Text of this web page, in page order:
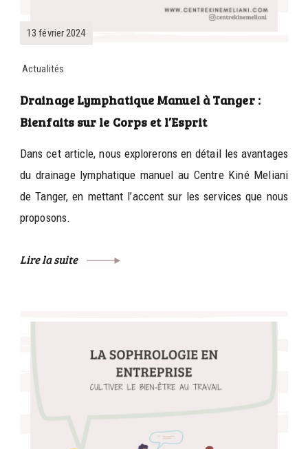
13 février 2024
Actualités
Drainage Lymphatique Manuel à Tanger :
Bienfaits sur le Corps et l’Esprit
Dans cet article, nous explorerons en détail les avantages
du drainage lymphatique manuel au Centre Kiné Meliani
de Tanger, en mettant l’accent sur les services que nous
proposons.
Lire la suite